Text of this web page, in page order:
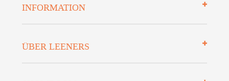
INFORMATION
ÜBER LEENERS